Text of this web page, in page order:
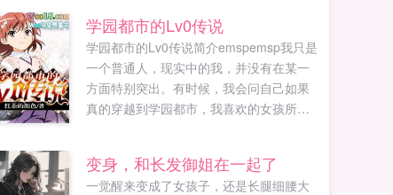
学园都市的Lv0传说
学园都市的Lv0传说简介emspemsp我只是
一个普通人，现实中的我，并没有在某一
方面特别突出。有时候，我会问自己如果
真的穿越到学园都市，我喜欢的女孩所在
会...
变身，和长发御姐在一起了
一觉醒来变成了女孩子，还是长腿细腰大